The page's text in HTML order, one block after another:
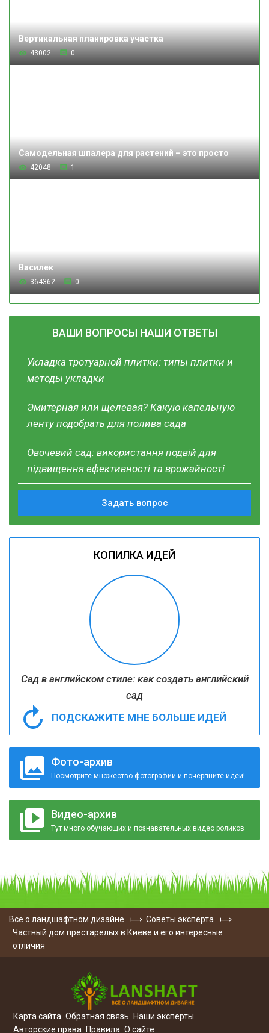
Вертикальная планировка участка
43002 0
Самодельная шпалера для растений – это просто
42048 1
Василек
364362 0
ВАШИ ВОПРОСЫ НАШИ ОТВЕТЫ
Укладка тротуарной плитки: типы плитки и
методы укладки
Эмитерная или щелевая? Какую капельную
ленту подобрать для полива сада
Овочевий сад: використання подвій для
підвищення ефективності та врожайності
Задать вопрос
КОПИЛКА ИДЕЙ
Сад в английском стиле: как создать английский
сад
ПОДСКАЖИТЕ МНЕ БОЛЬШЕ ИДЕЙ
Фото-архив
Посмотрите множество фотографий и почерпните идеи!
Видео-архив
Тут много обучающих и познавательных видео роликов
Все о ландшафтном дизайне ⟾ Советы эксперта
⟾
Частный дом престарелых в Киеве и его интересные
отличия
Карта сайта Обратная связь
Наши эксперты
Авторские права Правила О сайте